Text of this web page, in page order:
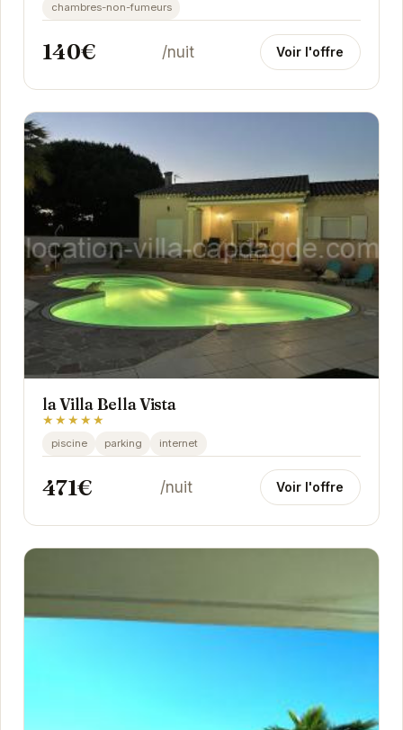
chambres-non-fumeurs
140€ /nuit Voir l'offre
la Villa Bella Vista
★★★★★
piscine parking internet
471€ /nuit Voir l'offre